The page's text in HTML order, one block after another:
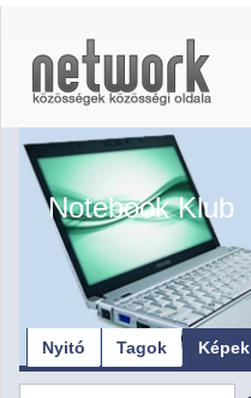
Notebook Klub
Nyitó Tagok Képek